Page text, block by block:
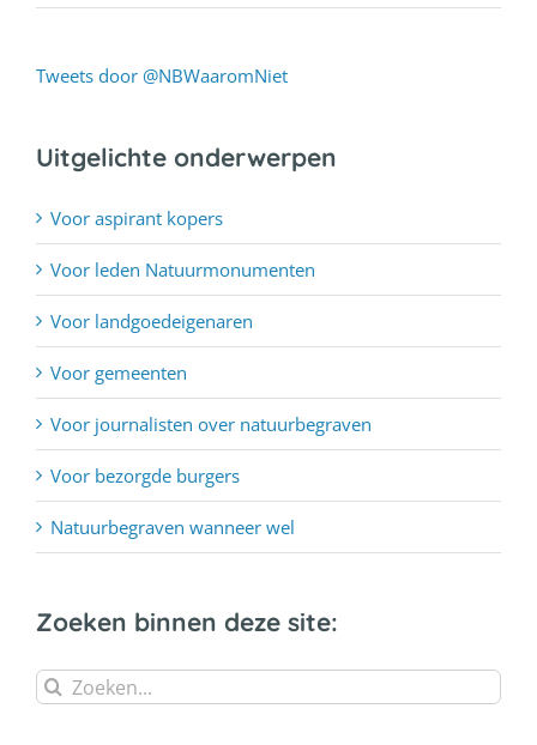
Tweets door @NBWaaromNiet
Uitgelichte onderwerpen
Voor aspirant kopers
Voor leden Natuurmonumenten
Voor landgoedeigenaren
Voor gemeenten
Voor journalisten over natuurbegraven
Voor bezorgde burgers
Natuurbegraven wanneer wel
Zoeken binnen deze site:
Zoeken
naar: